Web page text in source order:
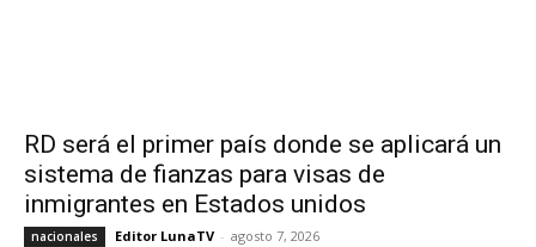
RD será el primer país donde se aplicará un
sistema de fianzas para visas de
inmigrantes en Estados unidos
nacionales Editor LunaTV - agosto 7, 2026